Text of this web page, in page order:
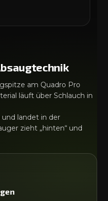
am Quadro Pro
läuft über Schlauch in
landet in der
zieht „hinten“ und